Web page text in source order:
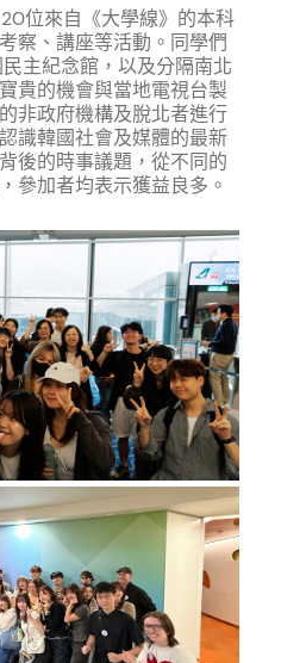
位來自《大學線》的本科
察、講座等活動。同學們
主紀念館，以及分隔南北
貴的機會與當地電視台製
非政府機構及脫北者進行
識韓國社會及媒體的最新
後的時事議題，從不同的
參加者均表示獲益良多。